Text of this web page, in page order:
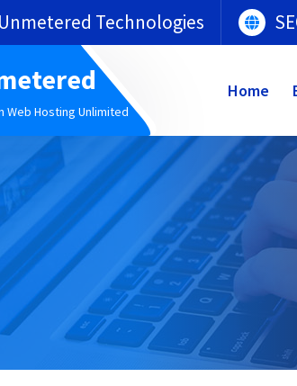
Unmetered Technologies
Web Hosting Unlimited
Home